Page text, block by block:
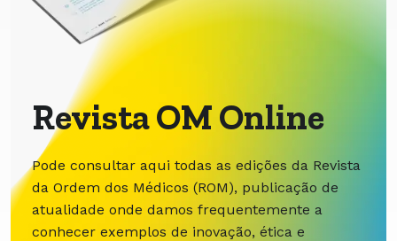
Revista OM Online
Pode consultar aqui todas as edições da Revista
da Ordem dos Médicos (ROM), publicação de
atualidade onde damos frequentemente a
conhecer exemplos de inovação, ética e